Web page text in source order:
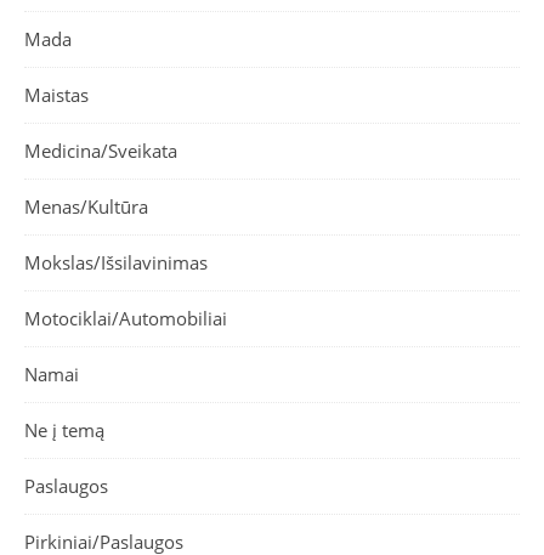
Mada
Maistas
Medicina/Sveikata
Menas/Kultūra
Mokslas/Išsilavinimas
Motociklai/Automobiliai
Namai
Ne į temą
Paslaugos
Pirkiniai/Paslaugos